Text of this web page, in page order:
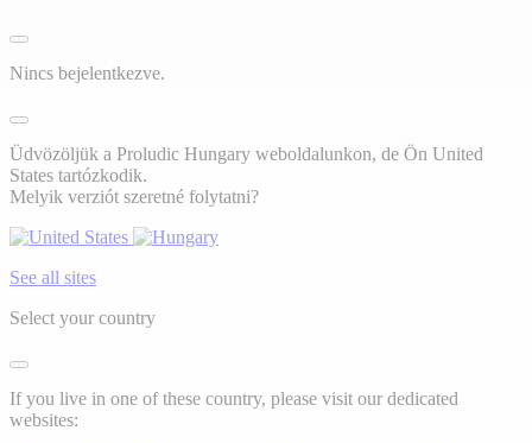
Nincs bejelentkezve.
Üdvözöljük a Proludic Hungary weboldalunkon, de Ön United
States tartózkodik.
Melyik verziót szeretné folytatni?
See all sites
Select your country
If you live in one of these country, please visit our dedicated
websites: